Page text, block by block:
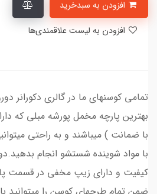
تمامی کوسنهای ما در گالری دکورانر
بهترین پارچه مخمل پورشه مبلی که
با ضمانت ) میباشند و به راحتی
با مواد شوینده شستشو انجام
کیفیت و دارای زیپ مخفی در قسمت